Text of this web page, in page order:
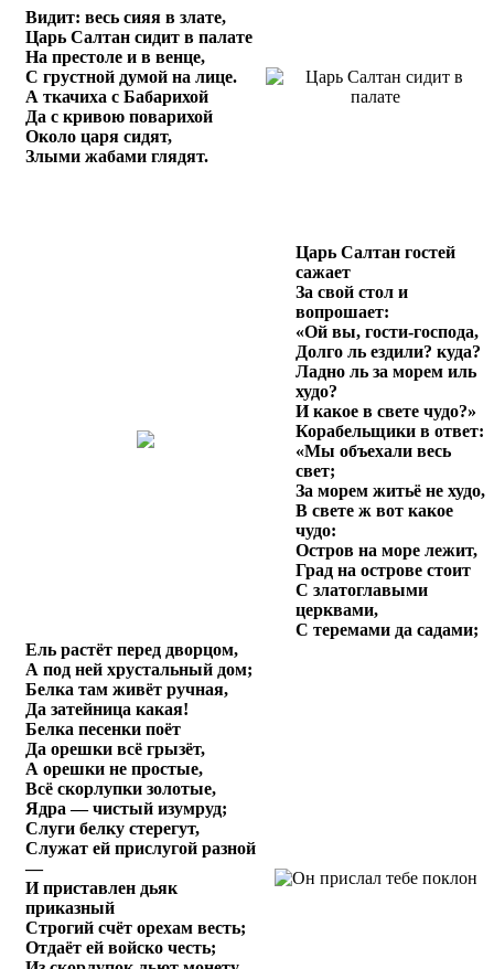
Видит: весь сияя в злате,
Царь Салтан сидит в палате
На престоле и в венце,
С грустной думой на лице.
А ткачиха с Бабарихой
Да с кривою поварихой
Около царя сидят,
Злыми жабами глядят.
Царь Салтан гостей
сажает
За свой стол и
вопрошает:
«Ой вы, гости-господа,
Долго ль ездили? куда?
Ладно ль за морем иль
худо?
И какое в свете чудо?»
Корабельщики в ответ:
«Мы объехали весь
свет;
За морем житьё не худо,
В свете ж вот какое
чудо:
Остров на море лежит,
Град на острове стоит
С златоглавыми
церквами,
С теремами да садами;
Ель растёт перед дворцом,
А под ней хрустальный дом;
Белка там живёт ручная,
Да затейница какая!
Белка песенки поёт
Да орешки всё грызёт,
А орешки не простые,
Всё скорлупки золотые,
Ядра — чистый изумруд;
Слуги белку стерегут,
Служат ей прислугой разной
—
И приставлен дьяк
приказный
Строгий счёт орехам весть;
Отдаёт ей войско честь;